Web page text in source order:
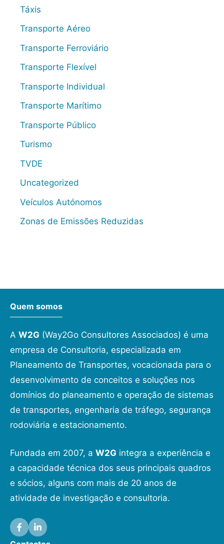
Táxis
Transporte Aéreo
Transporte Ferroviário
Transporte Flexível
Transporte Individual
Transporte Marítimo
Transporte Público
Turismo
TVDE
Uncategorized
Veículos Autónomos
Zonas de Emissões Reduzidas
Quem somos
A W2G (Way2Go Consultores Associados) é uma
empresa de Consultoria, especializada em
Planeamento de Transportes, vocacionada para o
desenvolvimento de conceitos e soluções nos
domínios do planeamento e operação de sistemas
de transportes, engenharia de tráfego, segurança
rodoviária e estacionamento.
Fundada em 2007, a W2G integra a experiência e
a capacidade técnica dos seus principais quadros
e sócios, alguns com mais de 20 anos de
atividade de investigação e consultoria.